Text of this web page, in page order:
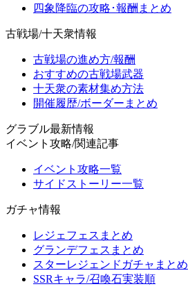
四象降臨の攻略･報酬まとめ
古戦場/十天衆情報
古戦場の進め方/報酬
おすすめの古戦場武器
十天衆の素材集め方法
開催履歴/ボーダーまとめ
グラブル最新情報
イベント攻略/関連記事
イベント攻略一覧
サイドストーリー一覧
ガチャ情報
レジェフェスまとめ
グランデフェスまとめ
スターレジェンドガチャまとめ
SSRキャラ/召喚石実装順